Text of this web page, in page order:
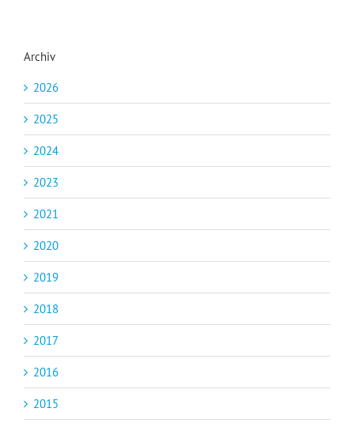
Archiv
2026
2025
2024
2023
2021
2020
2019
2018
2017
2016
2015